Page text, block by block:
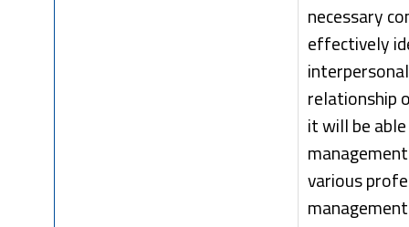
necessary
effectively
relationship
it will be
various